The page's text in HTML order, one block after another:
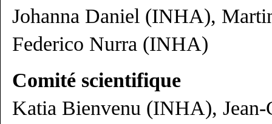
Johanna Daniel (INHA),
Federico Nurra (INHA)
Comité scientifique
Katia Bienvenu (INHA), Jean-